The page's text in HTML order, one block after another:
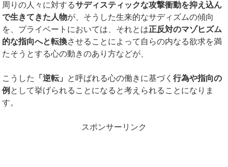
周りの人々に対するサディスティックな攻撃衝動を抑え込ん
で生きてきた人物が、そうした生来的なサディズムの傾向
を、プライベートにおいては、それとは正反対のマゾヒズム
的な指向へと転換させることによって自らの内なる欲求を満
たそうとする心の動きのあり方などが、
こうした 「逆転」 と呼ばれる心の働きに基づく行為や指向の
例 として挙げられることになると考えられることになりま
す。
スポンサーリンク